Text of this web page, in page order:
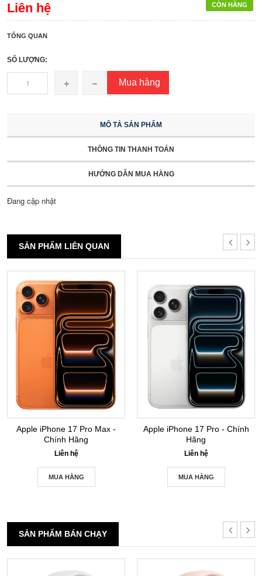
CÒN HÀNG
Liên hệ
TỔNG QUAN
SỐ LƯỢNG:
Mua hàng
MÔ TẢ SẢN PHẨM
THÔNG TIN THANH TOÁN
HƯỚNG DẪN MUA HÀNG
Đang cập nhật
SẢN PHẨM LIÊN QUAN
Apple iPhone 17 Pro Max -
Chính Hãng
Liên hệ
MUA HÀNG
Apple iPhone 17 Pro - Chính
Hãng
Liên hệ
MUA HÀNG
SẢN PHẨM BÁN CHẠY